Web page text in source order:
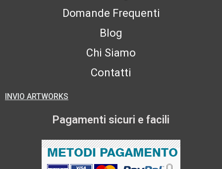
Domande Frequenti
Blog
Chi Siamo
Contatti
INVIO ARTWORKS
Pagamenti sicuri e facili